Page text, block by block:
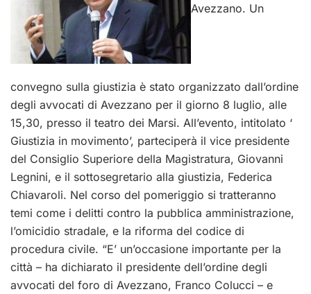
Avezzano. Un
convegno sulla giustizia è stato organizzato dall’ordine
degli avvocati di Avezzano per il giorno 8 luglio, alle
15,30, presso il teatro dei Marsi. All’evento, intitolato ‘
Giustizia in movimento’, parteciperà il vice presidente
del Consiglio Superiore della Magistratura, Giovanni
Legnini, e il sottosegretario alla giustizia, Federica
Chiavaroli. Nel corso del pomeriggio si tratteranno
temi come i delitti contro la pubblica amministrazione,
l’omicidio stradale, e la riforma del codice di
procedura civile. “E’ un’occasione importante per la
città – ha dichiarato il presidente dell’ordine degli
avvocati del foro di Avezzano, Franco Colucci – e